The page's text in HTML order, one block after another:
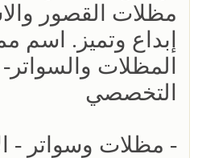
مظلات القصور
إبداع وتميز. اسم
التخصصي
- مظلات وسواتر -